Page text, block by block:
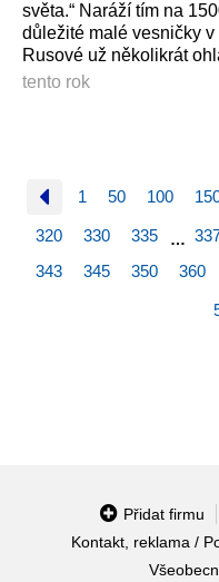
světa.“ Naráží tím na
důležité malé vesničky
Rusové už několikrát
tento rok
1 50 100
320 330 335 …
343
345 350 360
Přidat firmu
Kontakt, reklama /